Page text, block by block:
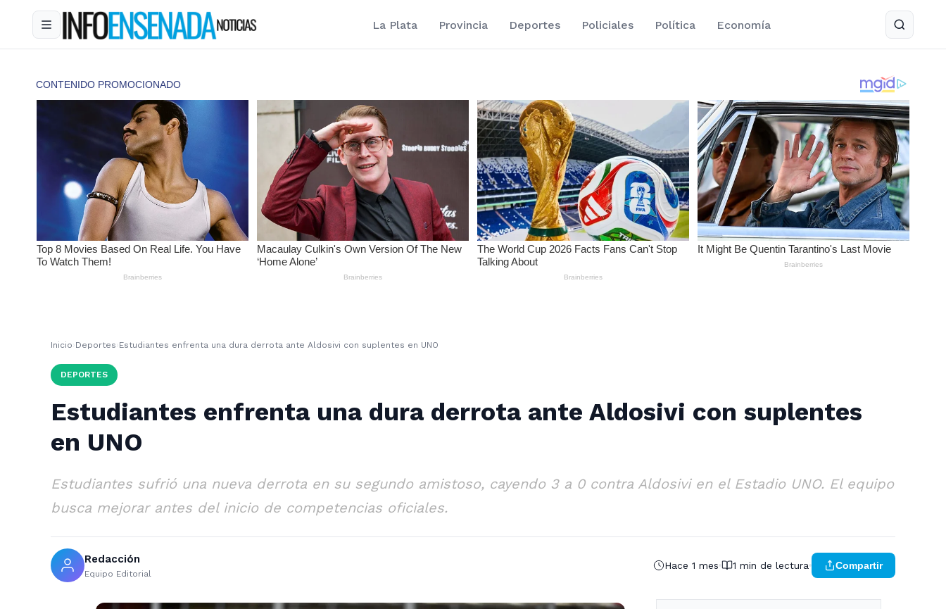
La Plata Provincia Deportes Policiales Política Economía
Inicio ›Deportes ›Estudiantes enfrenta una dura derrota ante Aldosivi con suplentes en UNO
DEPORTES
Estudiantes enfrenta una dura derrota ante Aldosivi con suplentes
en UNO
Estudiantes sufrió una nueva derrota en su segundo amistoso, cayendo 3 a 0 contra Aldosivi en el Estadio UNO. El equipo
busca mejorar antes del inicio de competencias oficiales.
Redacción
Equipo Editorial
Hace 1 mes 1 min de lectura Compartir